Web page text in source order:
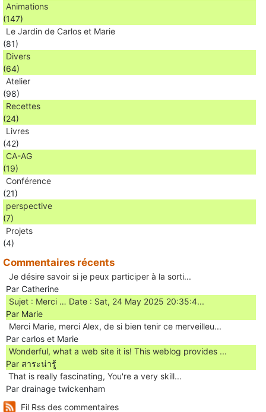
Animations
(147)
Le Jardin de Carlos et Marie
(81)
Divers
(64)
Atelier
(98)
Recettes
(24)
Livres
(42)
CA-AG
(19)
Conférence
(21)
perspective
(7)
Projets
(4)
Commentaires récents
Je désire savoir si je peux participer à la sorti...
Par Catherine
Sujet : Merci … Date : Sat, 24 May 2025 20:35:4...
Par Marie
Merci Marie, merci Alex, de si bien tenir ce merveilleu...
Par carlos et Marie
Wonderful, what a web site it is! This weblog provides ...
Par สาระน่ารู้
Ꭲhat is really fascinating, You'rе a very skill...
Par drainage twickenham
Fil Rss des commentaires